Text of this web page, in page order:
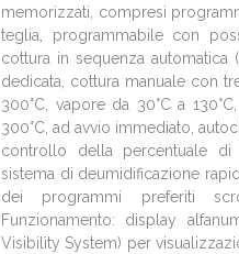
memorizzati, compresi
teglia, programmabile con
cottura in sequenza
dedicata, cottura manuale con
300°C, vapore da 30°C a
300°C, ad avvio immediato,
controllo della percentuale
sistema di deumidificazione
dei programmi preferiti
Funzionamento: display
Visibility System) per